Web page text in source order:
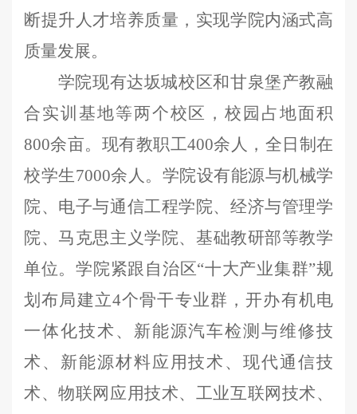
断提升人才培养质量，实现学院内涵式高
质量发展。
学院现有达坂城校区和甘泉堡产教融
合实训基地等两个校区，校园占地面积
800余亩。现有教职工400余人，全日制在
校学生7000余人。 学院设有能源与机械学
院、 电子与通信工程学院、经济与管理学
院、 马克思主义学院、基础教研部等教学
单位。学院紧跟自治区“十大产业集群”规
划布局建立4个骨干专业群，开办有机电
一体化技术、新能源汽车检测与维修技
术 、新能源材料应用技术、现代通信技
术、物联网应用技术、工业互联网技术、